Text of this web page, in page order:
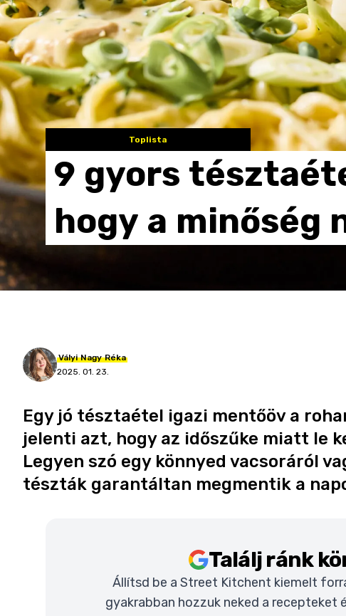
Toplista
9 gyors
hogy a minőség
Vályi Nagy Réka
2025. 01. 23.
Egy jó tésztaétel igazi mentőöv a
jelenti azt, hogy az időszűke miatt le
Legyen szó egy könnyed vacsoráról
tészták garantáltan megmentik a
Találj ránk
Állítsd be a Street Kitchent kiemelt
gyakrabban hozzuk neked a recepteket